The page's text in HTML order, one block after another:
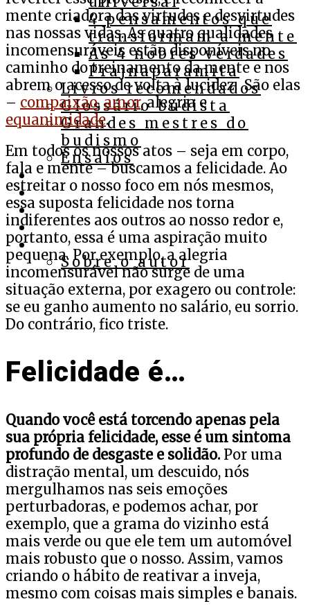
4 pensamentos que
transformam a mente
As 4 nobres verdades
Prajnaparamita
Livros recomendados
Glossário budista
Grandes mestres do
budismo
Ensaios
Cursos
Assista
Ouça
Apoie
Contato
Sobre o autor
mente criadora das virtudes e desvirtudes
nas nossas vidas. As quatro qualidades
incomensuráveis estão disponíveis no
caminho do treinamento da mente e nos
abrem o acesso de volta à lucidez. São elas
– compaixão, amor, alegria e
equanimidade.
Em todos os nossos atos – seja em corpo,
fala e mente – buscamos a felicidade. Ao
estreitar o nosso foco em nós mesmos,
essa suposta felicidade nos torna
indiferentes aos outros ao nosso redor e,
portanto, essa é uma aspiração muito
pequena. Por exemplo, a alegria
incomensurável não surge de uma
situação externa, por exagero ou controle:
se eu ganho aumento no salário, eu sorrio.
Do contrário, fico triste.
Felicidade é…
Quando você está torcendo apenas pela
sua própria felicidade, esse é um sintoma
profundo de desgaste e solidão. Por uma
distração mental, um descuido, nós
mergulhamos nas seis emoções
perturbadoras, e podemos achar, por
exemplo, que a grama do vizinho está
mais verde ou que ele tem um automóvel
mais robusto que o nosso. Assim, vamos
criando o hábito de reativar a inveja,
mesmo com coisas mais simples e banais.